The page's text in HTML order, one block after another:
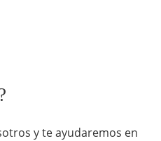
y te ayudaremos en